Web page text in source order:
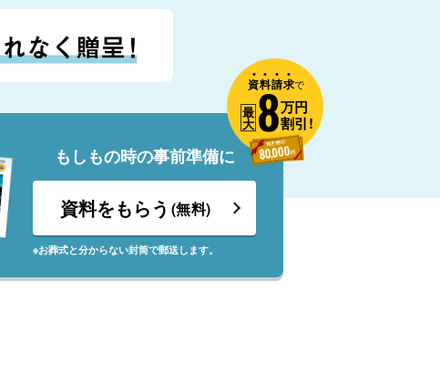
もしもの時の事前準備に
資料をもらう (無料)
※お葬式と分からない封筒で郵送します。
資料請求で
最
大8万円
割引!